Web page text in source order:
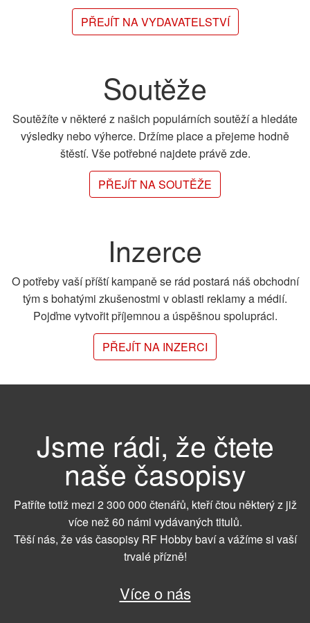
PŘEJÍT NA VYDAVATELSTVÍ
Soutěže
Soutěžíte v některé z našich populárních soutěží a hledáte
výsledky nebo výherce. Držíme place a přejeme hodně
štěstí. Vše potřebné najdete právě zde.
PŘEJÍT NA SOUTĚŽE
Inzerce
O potřeby vaší příští kampaně se rád postará náš obchodní
tým s bohatými zkušenostmi v oblasti reklamy a médií.
Pojďme vytvořit příjemnou a úspěšnou spolupráci.
PŘEJÍT NA INZERCI
Jsme rádi, že čtete
naše časopisy
Patříte totiž mezi 2 300 000 čtenářů, kteří čtou některý z již
více než 60 námi vydávaných titulů.
Těší nás, že vás časopisy RF Hobby baví a vážíme si vaší
trvalé přízně!
Více o nás